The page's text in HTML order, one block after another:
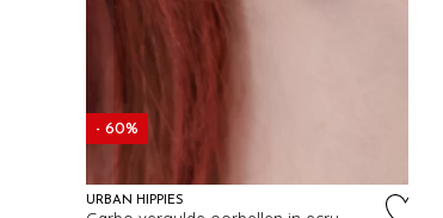
- 60%
URBAN HIPPIES